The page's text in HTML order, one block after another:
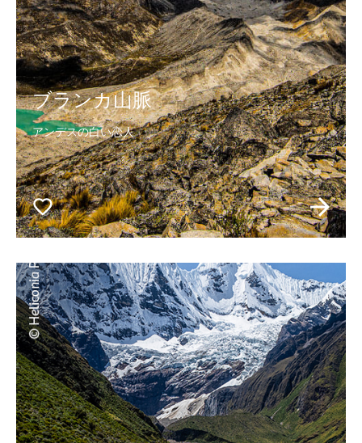
ブランカ山脈
アンデスの白い恋人